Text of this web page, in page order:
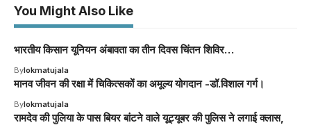
You Might Also Like
भारतीय किसान यूनियन अंबावता का तीन दिवस चिंतन शिविर…
Bylokmatujala
मानव जीवन की रक्षा में चिकित्सकों का अमूल्य योगदान -डॉ.विशाल गर्ग।
Bylokmatujala
रामदेव की पुलिया के पास बियर बांटने वाले यूट्यूबर की पुलिस ने लगाई क्लास,